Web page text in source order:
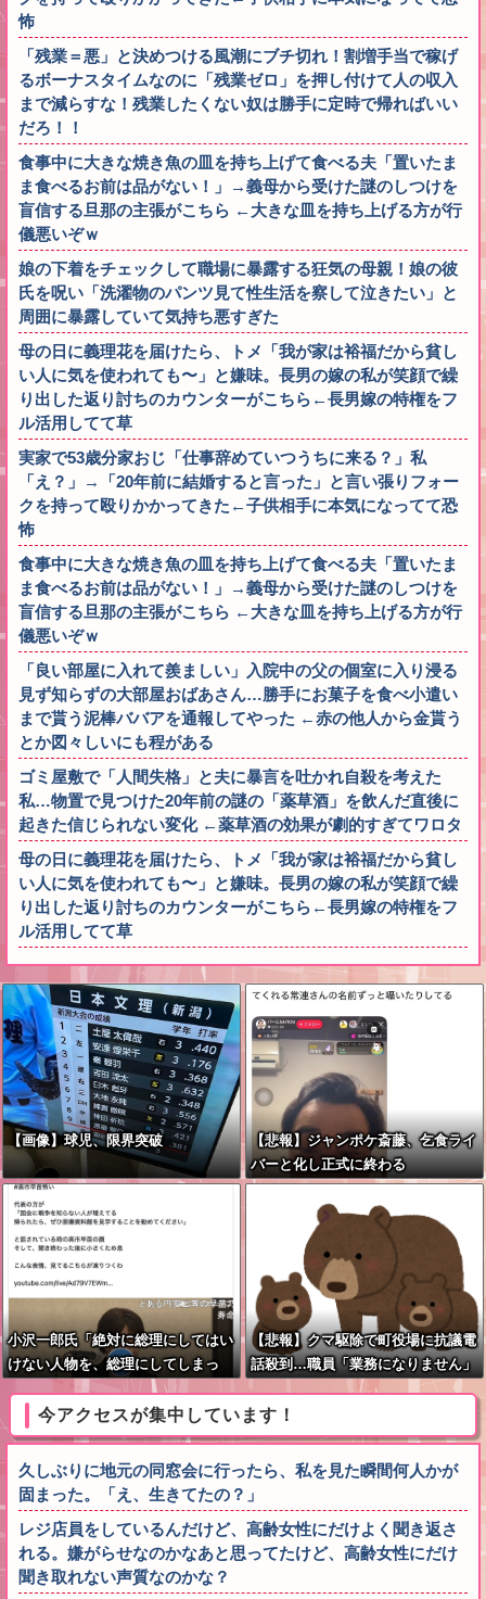
怖
「残業＝悪」と決めつける風潮にブチ切れ！割増手当で稼げ
るボーナスタイムなのに「残業ゼロ」を押し付けて人の収入
まで減らすな！残業したくない奴は勝手に定時で帰ればいい
だろ！！
食事中に大きな焼き魚の皿を持ち上げて食べる夫「置いたま
ま食べるお前は品がない！」→義母から受けた謎のしつけを
盲信する旦那の主張がこちら ←大きな皿を持ち上げる方が行
儀悪いぞｗ
娘の下着をチェックして職場に暴露する狂気の母親！娘の彼
氏を呪い「洗濯物のパンツ見て性生活を察して泣きたい」と
周囲に暴露していて気持ち悪すぎた
母の日に義理花を届けたら、トメ「我が家は裕福だから貧し
い人に気を使われても〜」と嫌味。長男の嫁の私が笑顔で繰
り出した返り討ちのカウンターがこちら←長男嫁の特権をフ
ル活用してて草
実家で53歳分家おじ「仕事辞めていつうちに来る？」私
「え？」→「20年前に結婚すると言った」と言い張りフォー
クを持って殴りかかってきた←子供相手に本気になってて恐
怖
食事中に大きな焼き魚の皿を持ち上げて食べる夫「置いたま
ま食べるお前は品がない！」→義母から受けた謎のしつけを
盲信する旦那の主張がこちら ←大きな皿を持ち上げる方が行
儀悪いぞｗ
「良い部屋に入れて羨ましい」入院中の父の個室に入り浸る
見ず知らずの大部屋おばあさん…勝手にお菓子を食べ小遣い
まで貰う泥棒ババアを通報してやった ←赤の他人から金貰う
とか図々しいにも程がある
ゴミ屋敷で「人間失格」と夫に暴言を吐かれ自殺を考えた
私…物置で見つけた20年前の謎の「薬草酒」を飲んだ直後に
起きた信じられない変化 ←薬草酒の効果が劇的すぎてワロタ
母の日に義理花を届けたら、トメ「我が家は裕福だから貧し
い人に気を使われても〜」と嫌味。長男の嫁の私が笑顔で繰
り出した返り討ちのカウンターがこちら←長男嫁の特権をフ
ル活用してて草
【画像】球児、限界突破
【悲報】ジャンポケ斎藤、乞食ライ
バーと化し正式に終わる
小沢一郎氏「絶対に総理にしてはい
けない人物を、総理にしてしまっ
た。もはや取り返しがつかない」
【悲報】クマ駆除で町役場に抗議電
話殺到…職員「業務になりません」
今アクセスが集中しています！
久しぶりに地元の同窓会に行ったら、私を見た瞬間何人かが
固まった。「え、生きてたの？」
レジ店員をしているんだけど、高齢女性にだけよく聞き返さ
れる。嫌がらせなのかなあと思ってたけど、高齢女性にだけ
聞き取れない声質なのかな？